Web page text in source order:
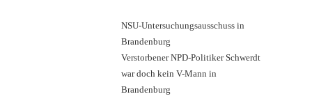
NSU-Untersuchungsausschuss in
Brandenburg
Verstorbener NPD-Politiker Schwerdt
war doch kein V-Mann in
Brandenburg